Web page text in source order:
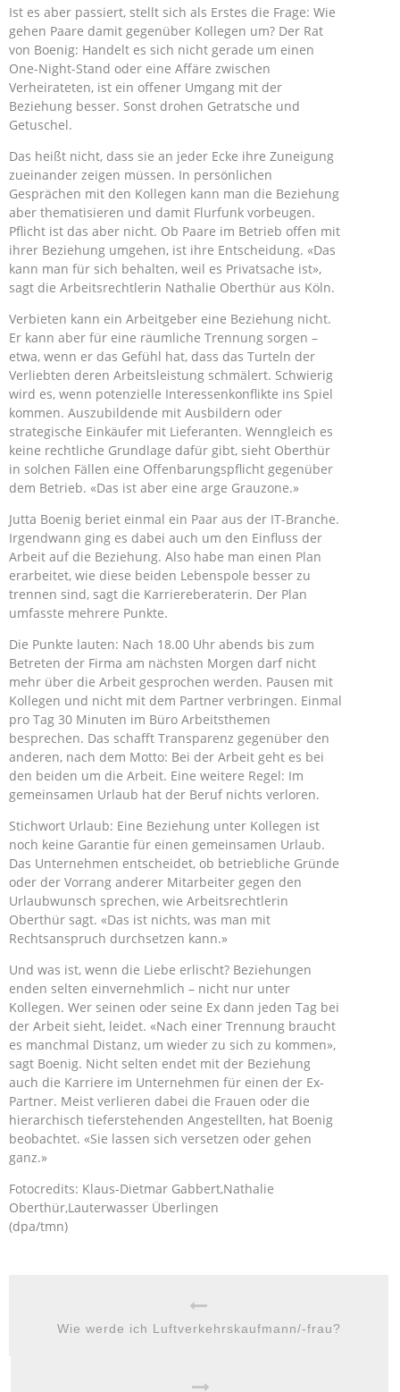
Ist es aber passiert, stellt sich als Erstes die Frage: Wie
gehen Paare damit gegenüber Kollegen um? Der Rat
von Boenig: Handelt es sich nicht gerade um einen
One-Night-Stand oder eine Affäre zwischen
Verheirateten, ist ein offener Umgang mit der
Beziehung besser. Sonst drohen Getratsche und
Getuschel.
Das heißt nicht, dass sie an jeder Ecke ihre Zuneigung
zueinander zeigen müssen. In persönlichen
Gesprächen mit den Kollegen kann man die Beziehung
aber thematisieren und damit Flurfunk vorbeugen.
Pflicht ist das aber nicht. Ob Paare im Betrieb offen mit
ihrer Beziehung umgehen, ist ihre Entscheidung. «Das
kann man für sich behalten, weil es Privatsache ist»,
sagt die Arbeitsrechtlerin Nathalie Oberthür aus Köln.
Verbieten kann ein Arbeitgeber eine Beziehung nicht.
Er kann aber für eine räumliche Trennung sorgen –
etwa, wenn er das Gefühl hat, dass das Turteln der
Verliebten deren Arbeitsleistung schmälert. Schwierig
wird es, wenn potenzielle Interessenkonflikte ins Spiel
kommen. Auszubildende mit Ausbildern oder
strategische Einkäufer mit Lieferanten. Wenngleich es
keine rechtliche Grundlage dafür gibt, sieht Oberthür
in solchen Fällen eine Offenbarungspflicht gegenüber
dem Betrieb. «Das ist aber eine arge Grauzone.»
Jutta Boenig beriet einmal ein Paar aus der IT-Branche.
Irgendwann ging es dabei auch um den Einfluss der
Arbeit auf die Beziehung. Also habe man einen Plan
erarbeitet, wie diese beiden Lebenspole besser zu
trennen sind, sagt die Karriereberaterin. Der Plan
umfasste mehrere Punkte.
Die Punkte lauten: Nach 18.00 Uhr abends bis zum
Betreten der Firma am nächsten Morgen darf nicht
mehr über die Arbeit gesprochen werden. Pausen mit
Kollegen und nicht mit dem Partner verbringen. Einmal
pro Tag 30 Minuten im Büro Arbeitsthemen
besprechen. Das schafft Transparenz gegenüber den
anderen, nach dem Motto: Bei der Arbeit geht es bei
den beiden um die Arbeit. Eine weitere Regel: Im
gemeinsamen Urlaub hat der Beruf nichts verloren.
Stichwort Urlaub: Eine Beziehung unter Kollegen ist
noch keine Garantie für einen gemeinsamen Urlaub.
Das Unternehmen entscheidet, ob betriebliche Gründe
oder der Vorrang anderer Mitarbeiter gegen den
Urlaubwunsch sprechen, wie Arbeitsrechtlerin
Oberthür sagt. «Das ist nichts, was man mit
Rechtsanspruch durchsetzen kann.»
Und was ist, wenn die Liebe erlischt? Beziehungen
enden selten einvernehmlich – nicht nur unter
Kollegen. Wer seinen oder seine Ex dann jeden Tag bei
der Arbeit sieht, leidet. «Nach einer Trennung braucht
es manchmal Distanz, um wieder zu sich zu kommen»,
sagt Boenig. Nicht selten endet mit der Beziehung
auch die Karriere im Unternehmen für einen der Ex-
Partner. Meist verlieren dabei die Frauen oder die
hierarchisch tieferstehenden Angestellten, hat Boenig
beobachtet. «Sie lassen sich versetzen oder gehen
ganz.»
Fotocredits: Klaus-Dietmar Gabbert,Nathalie
Oberthür,Lauterwasser Überlingen
(dpa/tmn)
Wie werde ich Luftverkehrskaufmann/-frau?